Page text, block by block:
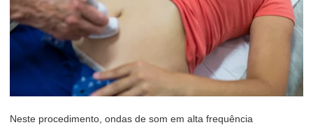
Neste procedimento, ondas de som em alta frequência